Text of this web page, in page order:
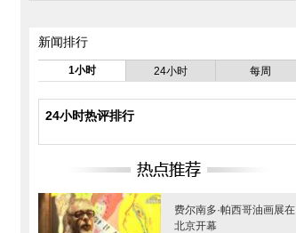
浙江公务员与多名女性"车震"
新闻排行
1小时 24小时 每周
24小时热评排行
费尔南多·帕西哥油画展在
北京开幕